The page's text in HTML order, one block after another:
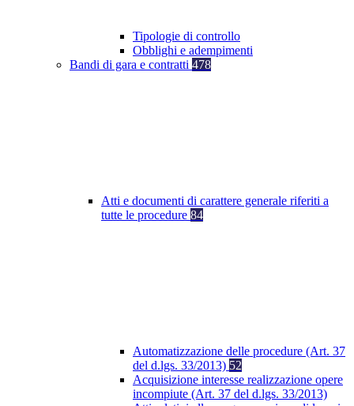
Tipologie di controllo
Obblighi e adempimenti
Bandi di gara e contratti 478
Atti e documenti di carattere generale riferiti a
tutte le procedure 84
Automatizzazione delle procedure (Art. 37
del d.lgs. 33/2013) 52
Acquisizione interesse realizzazione opere
incompiute (Art. 37 del d.lgs. 33/2013)